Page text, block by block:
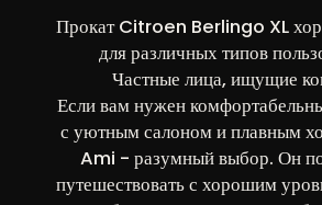
Прокат Citroen Berlingo XL
для различных типов
Частные лица, ищущие
Если вам нужен
с уютным салоном и плавным
Ami - разумный выбор. Он
путешествовать с хорошим